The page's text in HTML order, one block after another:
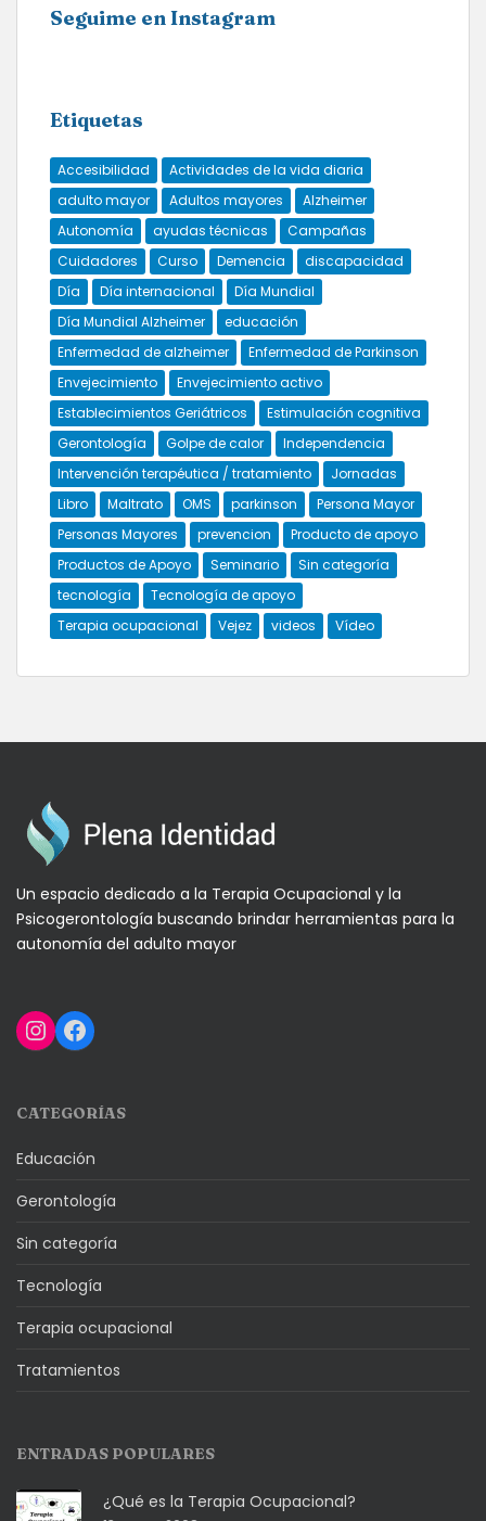
Seguime en Instagram
Etiquetas
Accesibilidad
Actividades de la vida diaria
adulto mayor
Adultos mayores
Alzheimer
Autonomía
ayudas técnicas
Campañas
Cuidadores
Curso Demencia
discapacidad
Día
Día internacional
Día Mundial
Día Mundial Alzheimer
educación
Enfermedad de alzheimer
Enfermedad de Parkinson
Envejecimiento
Envejecimiento activo
Establecimientos Geriátricos
Estimulación cognitiva
Gerontología
Golpe de calor
Independencia
Intervención terapéutica / tratamiento
Jornadas
Libro
Maltrato OMS parkinson
Persona Mayor
Personas Mayores
prevencion
Producto de apoyo
Productos de Apoyo
Seminario
Sin categoría
tecnología
Tecnología de apoyo
Terapia ocupacional
Vejez videos Vídeo
Un espacio dedicado a la Terapia Ocupacional y la
Psicogerontología buscando brindar herramientas para la
autonomía del adulto mayor
Instagram
Facebook
CATEGORÍAS
Educación
Gerontología
Sin categoría
Tecnología
Terapia ocupacional
Tratamientos
ENTRADAS POPULARES
¿Qué es la Terapia Ocupacional?